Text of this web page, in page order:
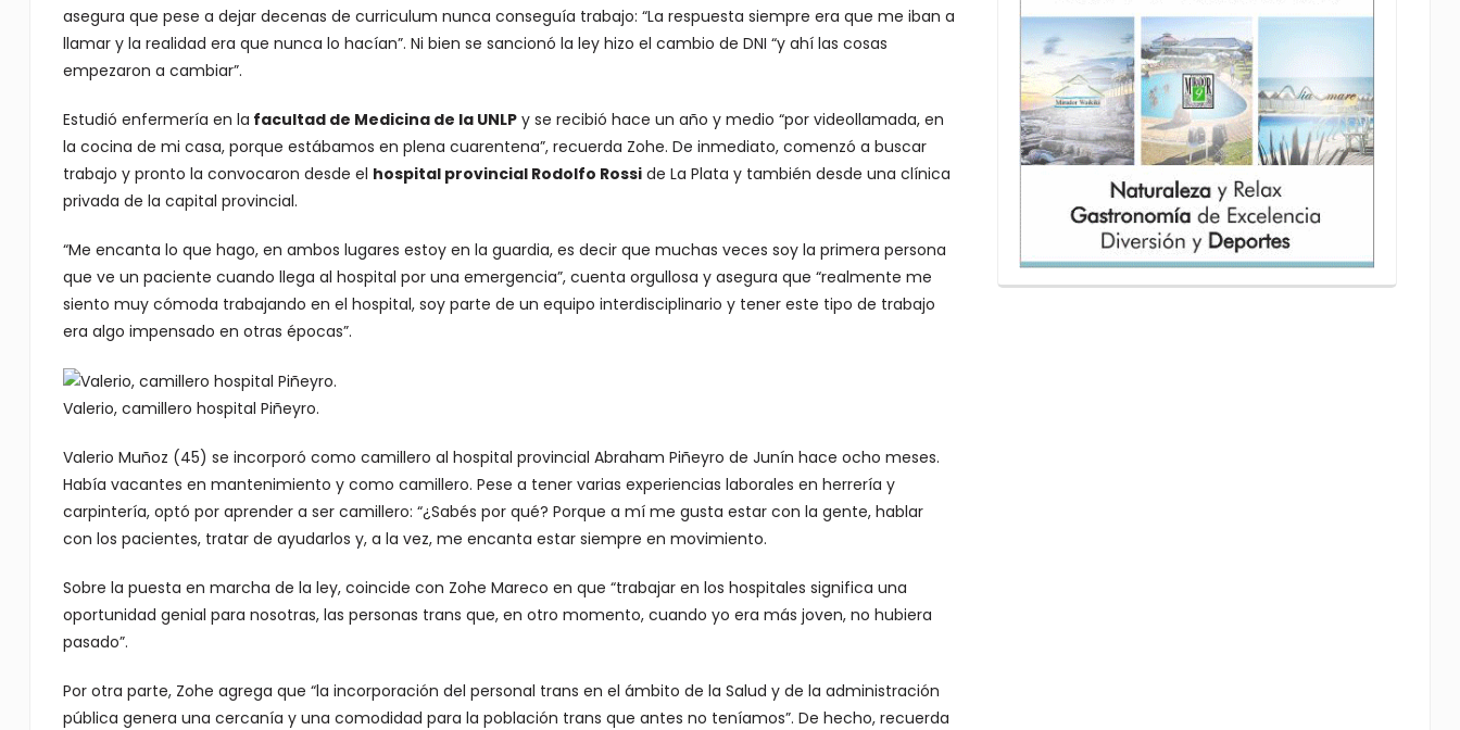
asegura que pese a dejar decenas de curriculum nunca conseguía trabajo: “La respuesta siempre era que me iban a
llamar y la realidad era que nunca lo hacían”. Ni bien se sancionó la ley hizo el cambio de DNI “y ahí las cosas
empezaron a cambiar”.
Estudió enfermería en la facultad de Medicina de la UNLPy se recibió hace un año y medio “por videollamada, en
la cocina de mi casa, porque estábamos en plena cuarentena”, recuerda Zohe. De inmediato, comenzó a buscar
trabajo y pronto la convocaron desde el hospital provincial Rodolfo Rosside La Plata y también desde una clínica
privada de la capital provincial.
“Me encanta lo que hago, en ambos lugares estoy en la guardia, es decir que muchas veces soy la primera persona
que ve un paciente cuando llega al hospital por una emergencia”, cuenta orgullosa y asegura que “realmente me
siento muy cómoda trabajando en el hospital, soy parte de un equipo interdisciplinario y tener este tipo de trabajo
era algo impensado en otras épocas”.
Valerio, camillero hospital Piñeyro.
Valerio Muñoz (45) se incorporó como camillero al hospital provincial Abraham Piñeyro de Junín hace ocho meses.
Había vacantes en mantenimiento y como camillero. Pese a tener varias experiencias laborales en herrería y
carpintería, optó por aprender a ser camillero: “¿Sabés por qué? Porque a mí me gusta estar con la gente, hablar
con los pacientes, tratar de ayudarlos y, a la vez, me encanta estar siempre en movimiento.
Sobre la puesta en marcha de la ley, coincide con Zohe Mareco en que “trabajar en los hospitales significa una
oportunidad genial para nosotras, las personas trans que, en otro momento, cuando yo era más joven, no hubiera
pasado”.
Por otra parte, Zohe agrega que “la incorporación del personal trans en el ámbito de la Salud y de la administración
pública genera una cercanía y una comodidad para la población trans que antes no teníamos”. De hecho, recuerda